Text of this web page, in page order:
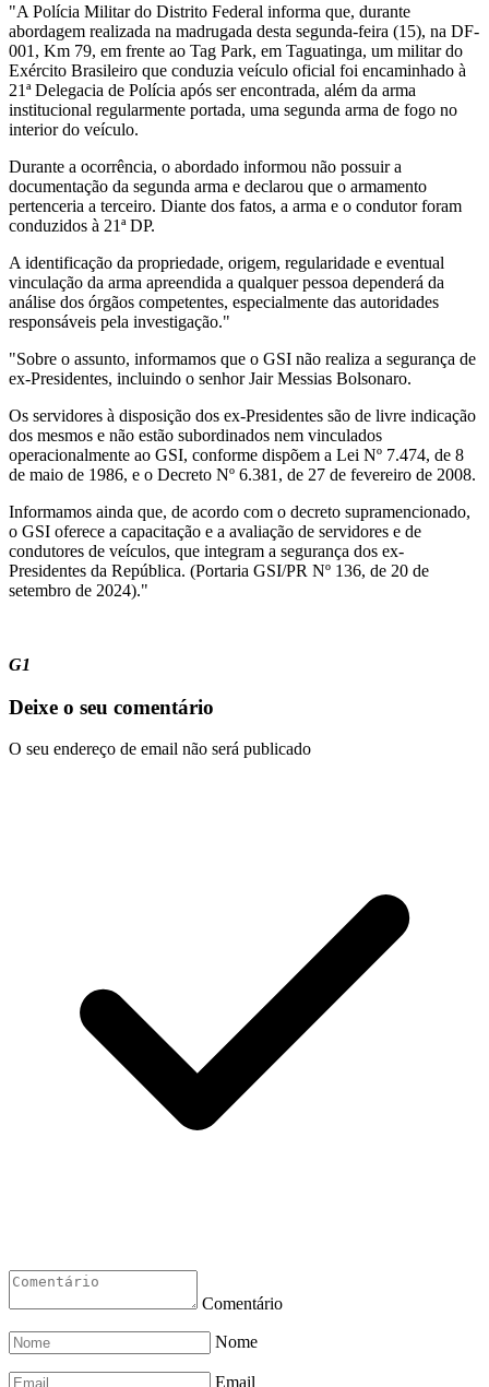
"A Polícia Militar do Distrito Federal informa que, durante
abordagem realizada na madrugada desta segunda-feira (15), na DF-
001, Km 79, em frente ao Tag Park, em Taguatinga, um militar do
Exército Brasileiro que conduzia veículo oficial foi encaminhado à
21ª Delegacia de Polícia após ser encontrada, além da arma
institucional regularmente portada, uma segunda arma de fogo no
interior do veículo.
Durante a ocorrência, o abordado informou não possuir a
documentação da segunda arma e declarou que o armamento
pertenceria a terceiro. Diante dos fatos, a arma e o condutor foram
conduzidos à 21ª DP.
A identificação da propriedade, origem, regularidade e eventual
vinculação da arma apreendida a qualquer pessoa dependerá da
análise dos órgãos competentes, especialmente das autoridades
responsáveis pela investigação."
"Sobre o assunto, informamos que o GSI não realiza a segurança de
ex-Presidentes, incluindo o senhor Jair Messias Bolsonaro.
Os servidores à disposição dos ex-Presidentes são de livre indicação
dos mesmos e não estão subordinados nem vinculados
operacionalmente ao GSI, conforme dispõem a Lei Nº 7.474, de 8
de maio de 1986, e o Decreto Nº 6.381, de 27 de fevereiro de 2008.
Informamos ainda que, de acordo com o decreto supramencionado,
o GSI oferece a capacitação e a avaliação de servidores e de
condutores de veículos, que integram a segurança dos ex-
Presidentes da República. (Portaria GSI/PR Nº 136, de 20 de
setembro de 2024)."
G1
Deixe o seu comentário
O seu endereço de email não será publicado
Comentário
Nome
Email